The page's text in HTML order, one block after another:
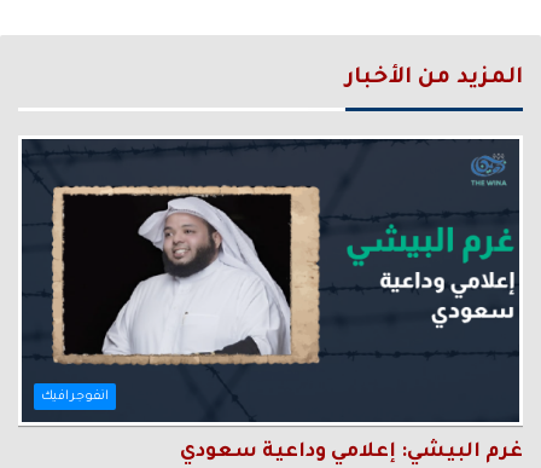
المزيد من الأخبار
انفوجرافيك
غرم البيشي: إعلامي وداعية سعودي